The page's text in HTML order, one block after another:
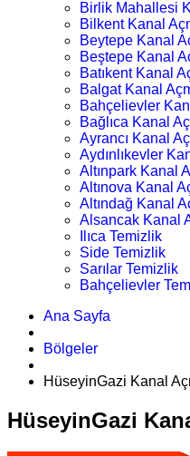
Birlik Mahallesi
Bilkent Kanal
Beytepe Kanal
Beştepe Kanal
Batıkent Kanal
Balgat Kanal
Bahçelievler
Bağlıca Kanal
Ayrancı Kanal
Aydınlıkevler
Altınpark Kanal
Altınova Kanal
Altındağ Kanal
Alsancak Kanal
Ilıca Temizlik
Side Temizlik
Sarılar Temizlik
Bahçelievler
Ana Sayfa
Bölgeler
HüseyinGazi Kanal
HüseyinGazi